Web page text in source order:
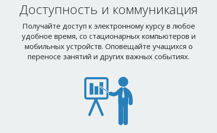
Получайте доступ к электронному курсу в любое
удобное время, со стационарных компьютеров и
мобильных устройств. Оповещайте учащихся о
переносе занятий и других важных событиях.
Наглядность